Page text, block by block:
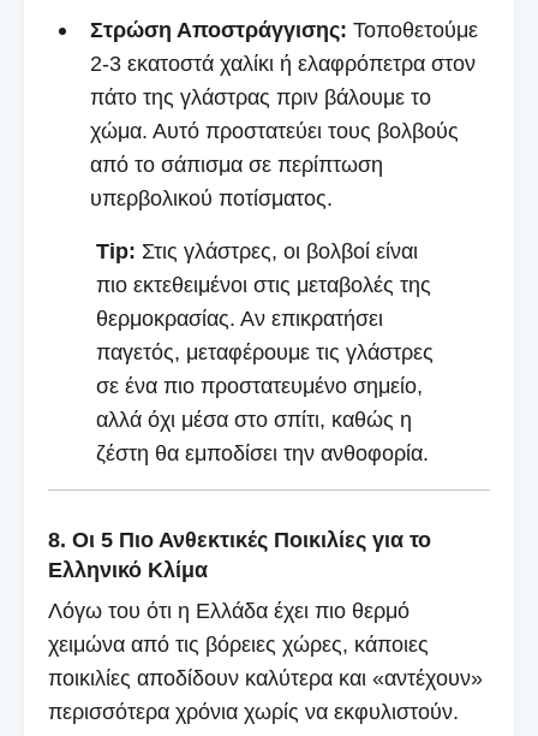
Στρώση Αποστράγγισης: Τοποθετούμε
2-3 εκατοστά χαλίκι ή ελαφρόπετρα στον
πάτο της γλάστρας πριν βάλουμε το
χώμα. Αυτό προστατεύει τους βολβούς
από το σάπισμα σε περίπτωση
υπερβολικού ποτίσματος.
Tip: Στις γλάστρες, οι βολβοί είναι
πιο εκτεθειμένοι στις μεταβολές της
θερμοκρασίας. Αν επικρατήσει
παγετός, μεταφέρουμε τις γλάστρες
σε ένα πιο προστατευμένο σημείο,
αλλά όχι μέσα στο σπίτι, καθώς η
ζέστη θα εμποδίσει την ανθοφορία.
8. Οι 5 Πιο Ανθεκτικές Ποικιλίες για το
Ελληνικό Κλίμα
Λόγω του ότι η Ελλάδα έχει πιο θερμό
χειμώνα από τις βόρειες χώρες, κάποιες
ποικιλίες αποδίδουν καλύτερα και «αντέχουν»
περισσότερα χρόνια χωρίς να εκφυλιστούν.